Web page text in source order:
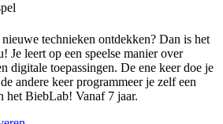
technieken ontdekken? Dan is het
Je leert op een speelse manier over
digitale toepassingen. De ene keer doe je
andere keer programmeer je zelf een
BiebLab! Vanaf 7 jaar.